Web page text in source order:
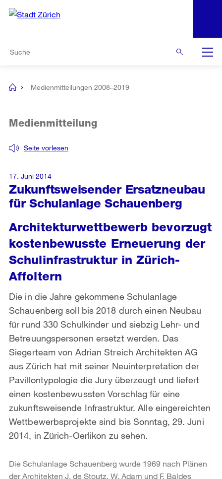
Navigation
[no
Medienmitteilungen 2008–2019
Zukunftsweisender Ersatzneubau
für Schulanlage Schauenberg
Seite vorlesen
Medienmitteilung
Architekturwettbewerb bevorzugt
kostenbewusste Erneuerung der
Schulinfrastruktur in Zürich-
Affoltern
Die in die Jahre gekommene Schulanlage
Schauenberg soll bis 2018 durch einen Neubau
für rund 330 Schulkinder und siebzig Lehr- und
Betreuungspersonen ersetzt werden. Das
Siegerteam von Adrian Streich Architekten AG
aus Zürich hat mit seiner Neuinterpretation der
Pavillontypologie die Jury überzeugt und liefert
einen kostenbewussten Vorschlag für eine
zukunftsweisende Infrastruktur. Alle eingereichten
Wettbewerbsprojekte sind bis Sonntag, 29. Juni
2014, in Zürich-Oerlikon zu sehen.
17. Juni 2014
Die Schulanlage Schauenberg wurde 1969 nach Plänen
der Architekten J. de Stoutz, W. Adam und F. Baldes